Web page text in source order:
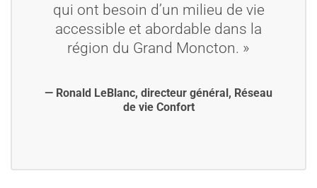
qui ont besoin d’un milieu de vie
accessible et abordable dans la
région du Grand Moncton. »
— Ronald LeBlanc, directeur général, Réseau
de vie Confort